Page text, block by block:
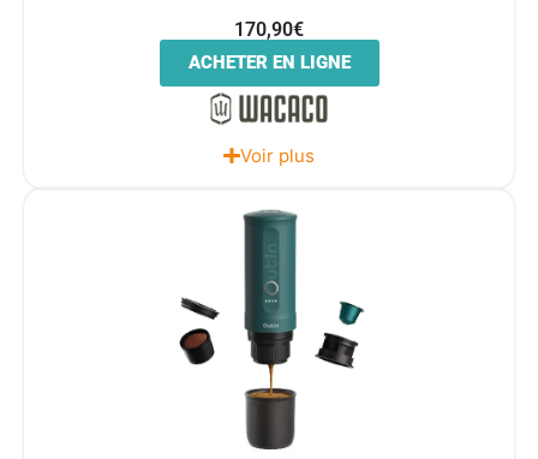
170,90€
ACHETER EN LIGNE
Voir plus